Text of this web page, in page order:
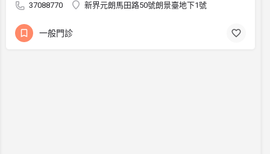
37088770 新界元朗馬田路50號朗景臺地下1號
一般門診